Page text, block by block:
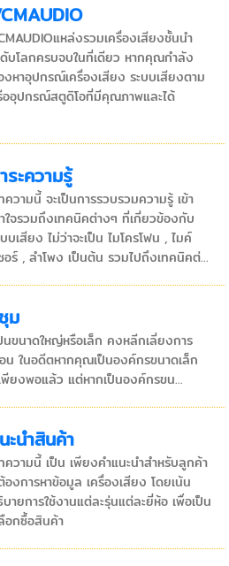
แหล่งรวมเครื่องเสียงชั้นนำ
ดับโลกครบจบในที่เดียว หากคุณกำลัง
งหาอุปกรณ์เครื่องเสียง ระบบเสียงตาม
ออุปกรณ์สตูดิโอที่มีคุณภาพและได้
ระความรู้
วามนี้ จะเป็นการรวบรวมความรู้ เข้า
ใจรวมถึงเทคนิคต่างๆ ที่เกี่ยวข้องกับ
บเสียง ไม่ว่าจะเป็น ไมโครโฟน , ไมค์
ร์ , ลำโพง เป็นต้น รวมไปถึงเทคนิคต่...
ม
นขนาดใหญ่หรือเล็ก คงหลีกเลี่ยงการ
น ในอดีตหากคุณเป็นองค์กรขนาดเล็ก
ยงพอแล้ว แต่หากเป็นองค์กรขน...
ะนำสินค้า
ความนี้ เป็น เพียงคำแนะนำสำหรับลูกค้า
งการหาข้อมูล เครื่องเสียง โดยเน้น
ายการใช้งานแต่ละรุ่นแต่ละยี่ห้อ เพื่อเป็น
อกซื้อสินค้า